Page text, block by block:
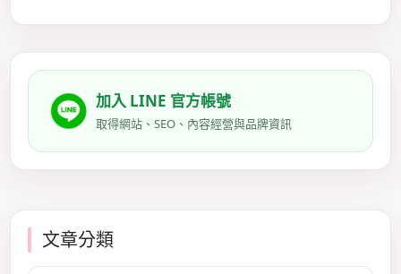
加入 LINE 官方帳號
取得網站、SEO、內容經營與品牌資訊
文章分類